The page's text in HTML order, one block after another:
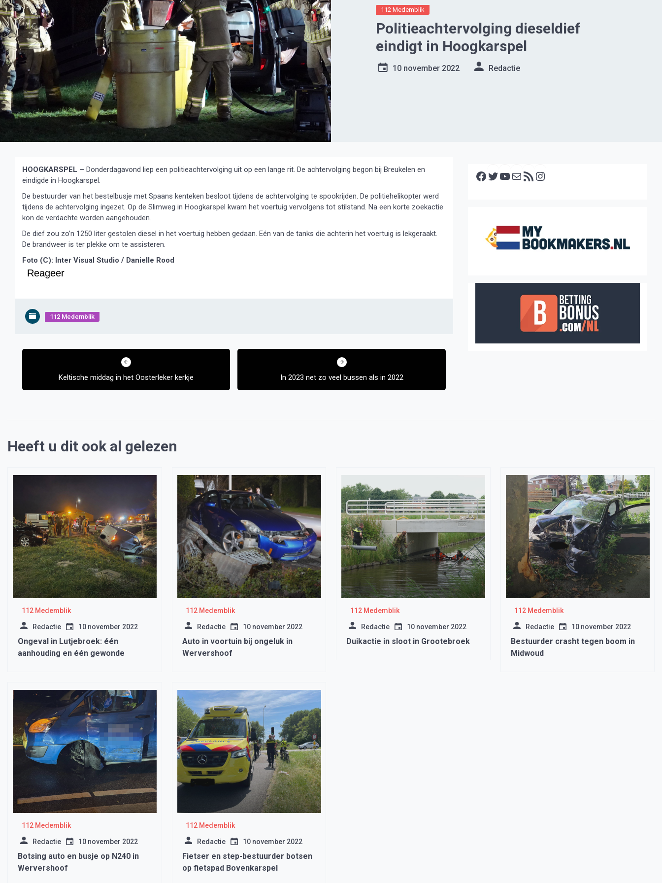
112 Medemblik
Politieachtervolging dieseldief
eindigt in Hoogkarspel
10 november 2022 Redactie
HOOGKARSPEL – Donderdagavond liep een politieachtervolging uit op een lange rit. De achtervolging begon bij Breukelen en
eindigde in Hoogkarspel.
De bestuurder van het bestelbusje met Spaans kenteken besloot tijdens de achtervolging te spookrijden. De politiehelikopter werd
tijdens de achtervolging ingezet. Op de Slimweg in Hoogkarspel kwam het voertuig vervolgens tot stilstand. Na een korte zoekactie
kon de verdachte worden aangehouden.
De dief zou zo’n 1250 liter gestolen diesel in het voertuig hebben gedaan. Eén van de tanks die achterin het voertuig is lekgeraakt.
De brandweer is ter plekke om te assisteren.
Foto (C): Inter Visual Studio / Danielle Rood
Reageer
112 Medemblik
Bericht
Keltische middag in het Oosterleker kerkje In 2023 net zo veel bussen als in 2022
Facebook Twitter YouTube E-mail RSS feed
Heeft u dit ook al gelezen
112 Medemblik
Redactie 10 november 2022
Ongeval in Lutjebroek: één
aanhouding en één gewonde
112 Medemblik
Redactie 10 november 2022
Auto in voortuin bij ongeluk in
Wervershoof
112 Medemblik
Redactie 10 november 2022
Duikactie in sloot in Grootebroek
112 Medemblik
Redactie 10 november 2022
Bestuurder crasht tegen boom in
Midwoud
112 Medemblik
Redactie 10 november 2022
Botsing auto en busje op N240 in
Wervershoof
112 Medemblik
Redactie 10 november 2022
Fietser en step-bestuurder botsen
op fietspad Bovenkarspel